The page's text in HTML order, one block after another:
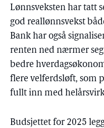
Lønnsveksten har tatt
god reallønnsvekst
Bank har også
renten ned nærmer
bedre
flere velferdsløft, som
fullt inn med
Budsjettet for 2025